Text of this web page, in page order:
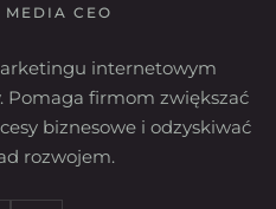
MEDIA CEO
internetowym
Pomaga firmom zwiększać
biznesowe i odzyskiwać
rozwojem.